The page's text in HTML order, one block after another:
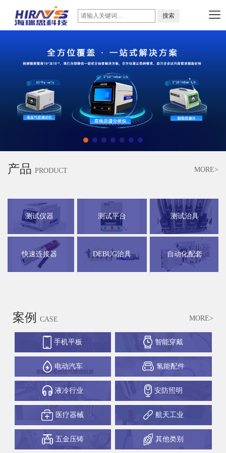
产品 PRODUCT MORE>
测试仪器 测试平台 测试治具
快速连接器 DEBUG治具 自动化配套
案例 CASE MORE>
手机平板 智能穿戴
电动汽车 氢能配件
液冷行业 安防照明
医疗器械 航天工业
五金压铸 其他类别